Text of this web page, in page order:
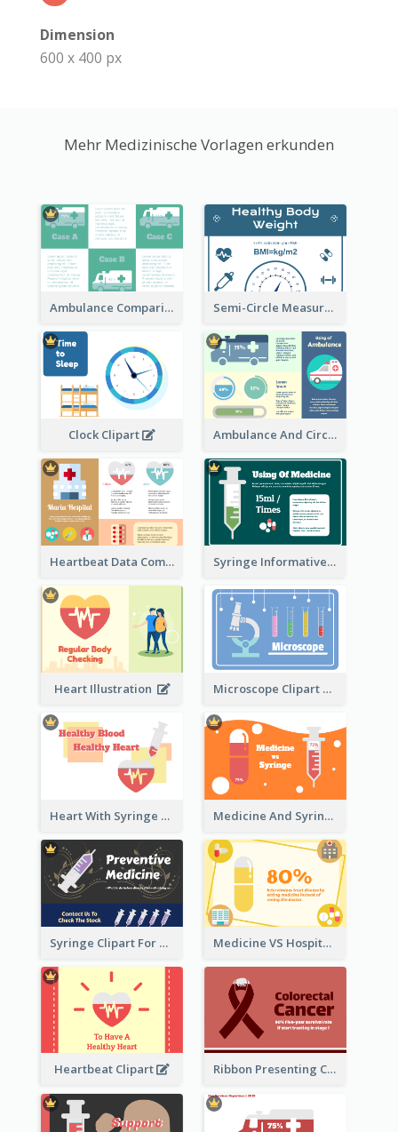
Dimension
600 x 400 px
Mehr Medizinische Vorlagen erkunden
Ambulance Comparison Semi-Circle Measurement Clipart
Clock Clipart Ambulance And Circular Informative Report
Heartbeat Data Comparison Syringe Informative Clipart
Heart Illustration Microscope Clipart With Test Tube
Heart With Syringe Clipart Medicine And Syringe Comparison
Syringe Clipart For Preventive Medicine Medicine VS Hospital Clipart
Heartbeat Clipart Ribbon Presenting Cancer